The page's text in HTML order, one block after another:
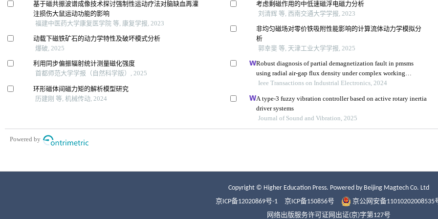
Copyright © Higher Education Press. Powered by Beijing Magtech Co. Ltd
京ICP备12020869号-1
京ICP备150856号
京公网安备11010202008535
网络出版服务许可证网出证(京)字第127号